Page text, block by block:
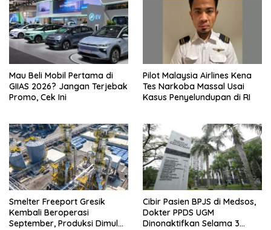
Mau Beli Mobil Pertama di
GIIAS 2026? Jangan Terjebak
Promo, Cek Ini
Pilot Malaysia Airlines Kena
Tes Narkoba Massal Usai
Kasus Penyelundupan di RI
Smelter Freeport Gresik
Kembali Beroperasi
September, Produksi Dimulai
Cibir Pasien BPJS di Medsos,
Dokter PPDS UGM
Dinonaktifkan Selama 3